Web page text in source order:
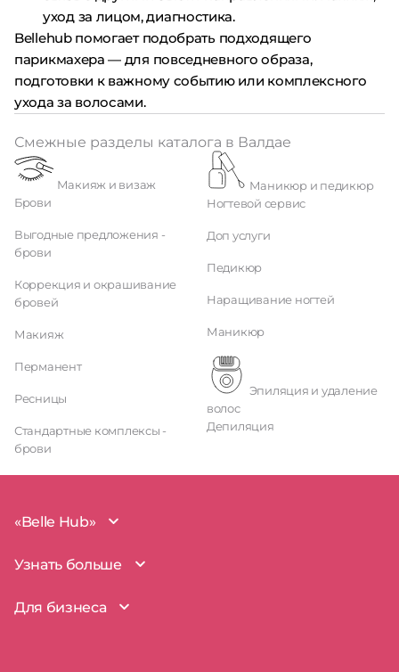
уход за лицом, диагностика.
Bellehub помогает подобрать подходящего
парикмахера — для повседневного образа,
подготовки к важному событию или комплексного
ухода за волосами.
Смежные разделы каталога в Валдае
Макияж и визаж
Брови
Выгодные предложения -
брови
Коррекция и окрашивание
бровей
Макияж
Перманент
Ресницы
Стандартные комплексы -
брови
Маникюр и педикюр
Ногтевой сервис
Доп услуги
Педикюр
Наращивание ногтей
Маникюр
волос
Депиляция
«Belle Hub»
О проекте
Наша команда
Узнать больше
BelleHub для вас
Для бизнеса